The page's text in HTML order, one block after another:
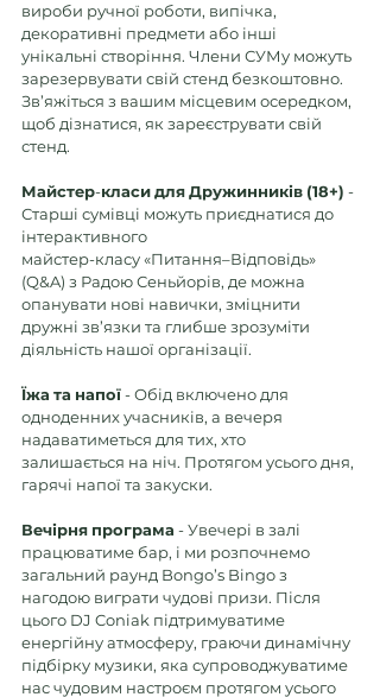
вироби ручної роботи, випічка,
декоративні предмети або інші
унікальні створіння. Члени СУМу можуть
зарезервувати свій стенд безкоштовно.
Зв’яжіться з вашим місцевим осередком,
щоб дізнатися, як зареєструвати свій
стенд.
Майстер-класидляДружинників (18+) -
Старші сумівці можуть приєднатися до
інтерактивного
майстер-класу «Питання–Відповідь»
(Q&A) з Радою Сеньйорів, де можна
опанувати нові навички, зміцнити
дружні зв’язки та глибше зрозуміти
діяльність нашої організації.
Їжа та напої - Обід включено для
одноденних учасників, а вечеря
надаватиметься для тих, хто
залишається на ніч. Протягом усього дня,
гарячі напої та закуски.
Вечірня програма - Увечері в залі
працюватиме бар, і ми розпочнемо
загальний раунд Bongo’s Bingo з
нагодою виграти чудові призи. Після
цього DJ Coniak підтримуватиме
енергійну атмосферу, граючи динамічну
підбірку музики, яка супроводжуватиме
нас чудовим настроєм протягом усього